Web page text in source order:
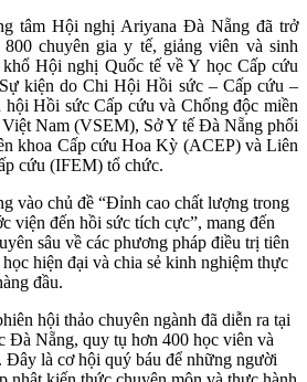
tâm Hội nghị Ariyana Đà Nẵng đã trở
chuyên gia y tế, giảng viên và sinh
Hội nghị Quốc tế về Y học Cấp cứu
kiện do Chi Hội Hồi sức – Cấp cứu –
Hồi sức Cấp cứu và Chống độc miền
Nam (VSEM), Sở Y tế Đà Nẵng phối
khoa Cấp cứu Hoa Kỳ (ACEP) và Liên
cứu (IFEM) tổ chức.
vào chủ đề “Đỉnh cao chất lượng trong
viện đến hồi sức tích cực”, mang đến
sâu về các phương pháp điều trị tiên
hiện đại và chia sẻ kinh nghiệm thực
đầu.
hội thảo chuyên ngành đã diễn ra tại
Nẵng, quy tụ hơn 400 học viên và
Đây là cơ hội quý báu để những người